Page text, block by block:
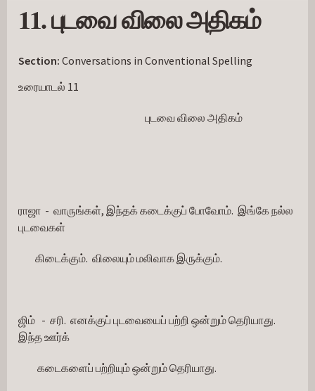
11. புடவை விலை அதிகம்
Section: Conversations in Conventional Spelling
உரையாடல் 11
புடவை விலை அதிகம்
ராஜா  -  வாருங்கள், இந்தக் கடைக்குப் போவோம்.  இங்கே நல்ல
புடவைகள்
கிடைக்கும்.  விலையும் மலிவாக இருக்கும்.
ஜிம்   -  சரி.  எனக்குப் புடவையைப் பற்றி ஒன்றும் தெரியாது.
இந்த ஊர்க்
கடைகளைப் பற்றியும் ஒன்றும் தெரியாது.